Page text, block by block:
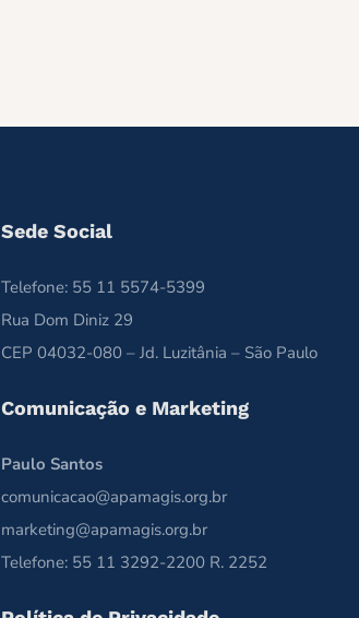
Sede Social
Telefone: 55 11 5574-5399
Rua Dom Diniz 29
CEP 04032-080 – Jd. Luzitânia – São Paulo
Comunicação e Marketing
Paulo Santos
comunicacao@apamagis.org.br
marketing@apamagis.org.br
Telefone: 55 11 3292-2200 R. 2252